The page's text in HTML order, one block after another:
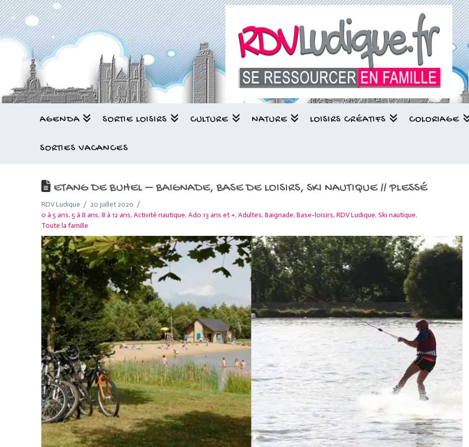
AGENDA SORTIE LOISIRS CULTURE NATURE LOISIRS CRÉATIFS COLORIAGE
SORTIES VACANCES
ETANG DE BUHEL – BAIGNADE, BASE DE LOISIRS, SKI NAUTIQUE // PLESSÉ
RDV Ludique
20 juillet 2020
0 à 5 ans, 5 à 8 ans, 8 à 12 ans, Activité nautique, Ado 13 ans et +, Adultes, Baignade, Base-loisirs, RDV Ludique, Ski nautique,
Toute la famille